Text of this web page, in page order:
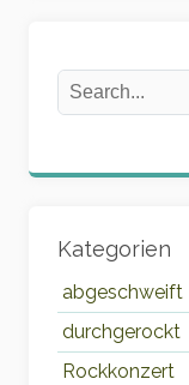
Search on the
Kategorien
abgeschweift
durchgerockt
Rockkonzert